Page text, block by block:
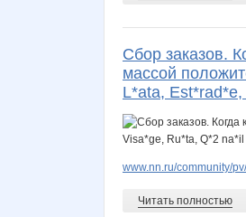
Сбор заказов.
массой
L*ata,
www.nn.ru/community/
Читать полностью